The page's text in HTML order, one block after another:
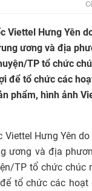
Viettel Hưng Yên
ương và địa
TP tổ chức
để tổ chức các
phẩm, hình ảnh
Hưng Yên
ương và địa
TP tổ chức chúc
tổ chức các hoạt